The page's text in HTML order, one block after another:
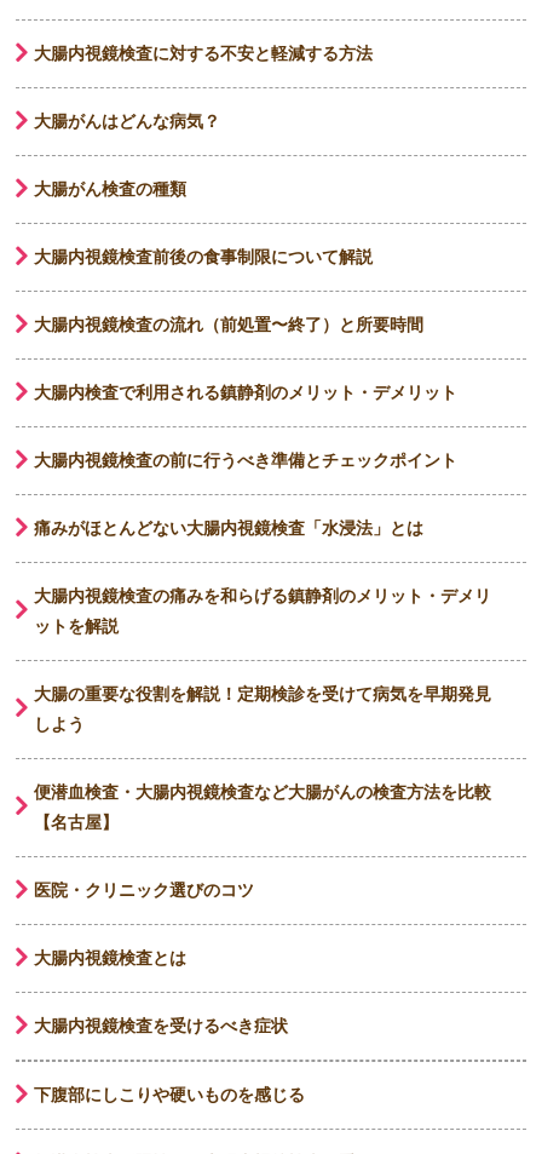
大腸内視鏡検査に対する不安と軽減する方法
大腸がんはどんな病気？
大腸がん検査の種類
大腸内視鏡検査前後の食事制限について解説
大腸内視鏡検査の流れ（前処置〜終了）と所要時間
大腸内検査で利用される鎮静剤のメリット・デメリット
大腸内視鏡検査の前に行うべき準備とチェックポイント
痛みがほとんどない大腸内視鏡検査「水浸法」とは
大腸内視鏡検査の痛みを和らげる鎮静剤のメリット・デメリ
ットを解説
大腸の重要な役割を解説！定期検診を受けて病気を早期発見
しよう
便潜血検査・大腸内視鏡検査など大腸がんの検査方法を比較
【名古屋】
医院・クリニック選びのコツ
大腸内視鏡検査とは
大腸内視鏡検査を受けるべき症状
下腹部にしこりや硬いものを感じる